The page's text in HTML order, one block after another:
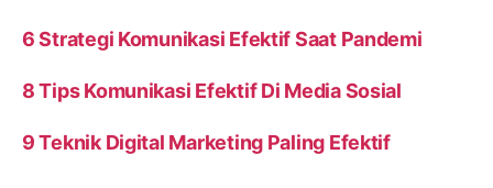
6 Strategi Komunikasi Efektif Saat Pandemi
8 Tips Komunikasi Efektif Di Media Sosial
9 Teknik Digital Marketing Paling Efektif